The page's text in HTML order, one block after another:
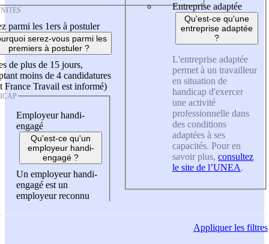
parmi les 1ers à postuler
serez-vous parmi les
premiers à postuler ?
de plus de 15 jours,
moins de 4 candidatures
France Travail est informé)
Employeur handi-
engagé
Qu'est-ce qu'un
employeur handi-
engagé ?
Un employeur handi-
engagé est un
employeur reconnu
Entreprise adaptée
Qu'est-ce qu'une
entreprise adaptée
?
L'entreprise adaptée
permet à un travailleur
en situation de
handicap d'exercer
une activité
professionnelle dans
des conditions
adaptées à ses
capacités. Pour en
savoir plus, consultez
le site de l’UNEA.
Appliquerles filtres